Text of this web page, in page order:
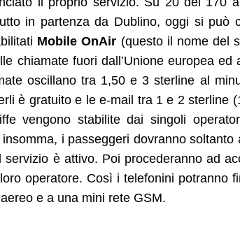
in partenza da Dublino, oggi si può
Mobile OnAir (questo il nome del
chiamate fuori dall’Unione europea ed
oscillano tra 1,50 e 3 sterline al
è gratuito e le e-mail tra 1 e 2 sterline
vengono stabilite dai singoli
i passeggeri dovranno soltanto
è attivo. Poi procederanno ad
operatore. Così i telefonini potranno
e a una mini rete GSM.